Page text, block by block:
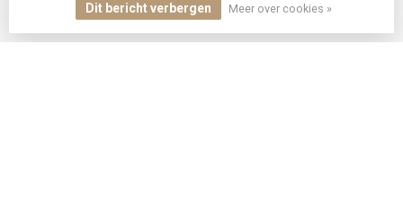
CATEGORIEËN
Dit bericht verbergen
Meer over cookies »